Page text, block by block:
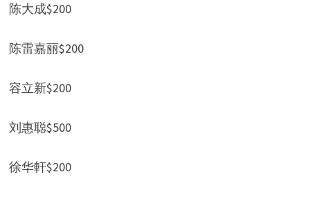
陈大成$200
陈雷嘉丽$200
容立新$200
刘惠聪$500
徐华軒$200